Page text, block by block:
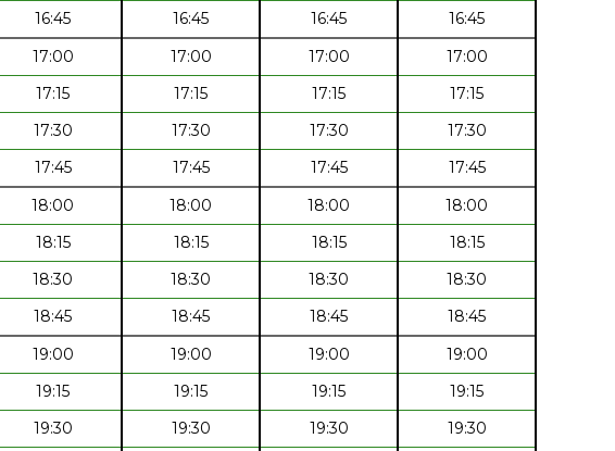
16:45 16:45 16:45
16:45
17:00 17:00 17:00
17:00
17:15 17:15 17:15
17:15
17:30 17:30 17:30
17:30
17:45 17:45 17:45
17:45
18:00 18:00 18:00
18:00
18:15 18:15 18:15
18:15
18:30 18:30 18:30
18:30
18:45 18:45 18:45
18:45
19:00 19:00 19:00
19:00
19:15 19:15 19:15
19:15
19:30 19:30 19:30
19:30